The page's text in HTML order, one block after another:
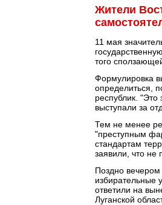
Жители
11 мая
того
Формулировка
определиться,
республик. "Это
выступали за
Тем не менее
"преступным
стандартам
заявили, что не
Поздно
избирательные
ответили на
Луганской